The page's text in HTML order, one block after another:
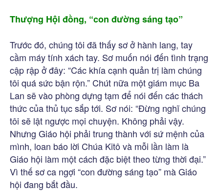
Thượng Hội đồng, “con đường sáng tạo”
Trước đó, chúng tôi đã thấy sơ ở hành lang, tay
cầm máy tính xách tay. Sơ muốn nói đến tình trạng
cập rập ở đây: “Các khía cạnh quản trị làm chúng
tôi quá sức bận rộn.” Chút nữa một giám mục Ba
Lan sẽ vào phòng dựng tạm để nói đến các thách
thức của thủ tục sắp tới. Sơ nói: “Đừng nghĩ chúng
tôi sẽ lật ngược mọi chuyện. Không phải vậy.
Nhưng Giáo hội phải trung thành với sứ mệnh của
mình, loan báo lời Chúa Kitô và mỗi lần làm là
Giáo hội làm một cách đặc biệt theo từng thời đại.”
Vì thế sơ ca ngợi “con đường sáng tạo” mà Giáo
hội đang bắt đầu.